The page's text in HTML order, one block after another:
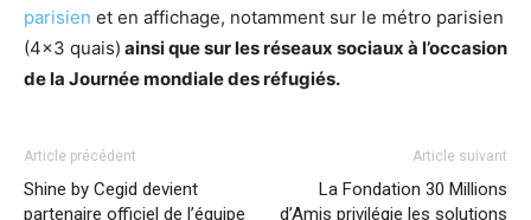
parisien et en affichage, notamment sur le métro parisien
(4×3 quais) ainsi quesur les réseaux sociaux à l’occasion
de la Journée mondiale des réfugiés.
Article précédent
Shine by Cegid devient
partenaire officiel de l’équipe
Article suivant
La Fondation 30 Millions
d’Amis privilégie les solutions